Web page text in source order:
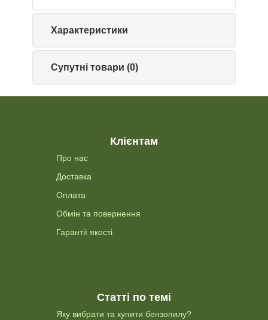
Характеристики
Супутні товари (0)
Клієнтам
Про нас
Доставка
Оплата
Обмін та повернення
Гарантії якості
Статті по темі
Яку вибрати та купити бензопилу?